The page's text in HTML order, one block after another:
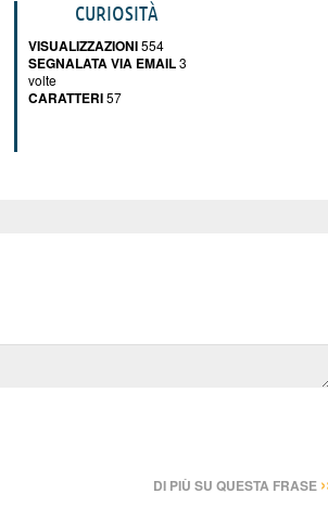
CURIOSITÀ
VISUALIZZAZIONI554
SEGNALATA VIA EMAIL3
volte
CARATTERI57
DI PIÙ SU QUESTA FRASE